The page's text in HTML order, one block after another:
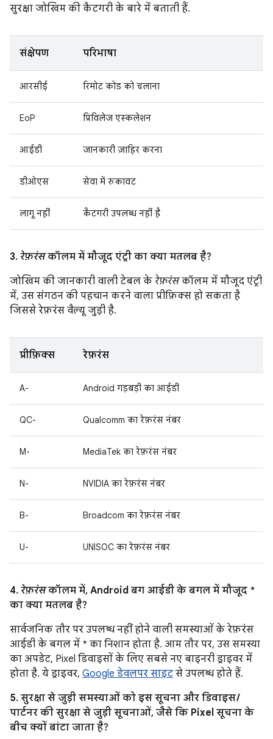
सुरक्षा जोखिम की कैटगरी के बारे में बताती हैं.
संक्षेपण परिभाषा
आरसीई रिमोट कोड को चलाना
EoP प्रिविलेज एस्कलेशन
आईडी जानकारी ज़ाहिर करना
डीओएस सेवा में रुकावट
लागू नहीं कैटगरी उपलब्ध नहीं है
3. रेफ़रंसकॉलम में मौजूद एंट्री का क्या मतलब है?
जोखिम की जानकारी वाली टेबल के रेफ़रंसकॉलम में मौजूद एंट्री
में, उस संगठन की पहचान करने वाला प्रीफ़िक्स हो सकता है
जिससे रेफ़रंस वैल्यू जुड़ी है.
प्रीफ़िक्स रेफ़रंस
A- Android गड़बड़ी का आईडी
QC- Qualcomm का रेफ़रंस नंबर
M- MediaTek का रेफ़रंस नंबर
N- NVIDIA का रेफ़रंस नंबर
B- Broadcom का रेफ़रंस नंबर
U- UNISOC का रेफ़रंस नंबर
4. रेफ़रंसकॉलम में, Android बग आईडी के बगल में मौजूद *
का क्या मतलब है?
सार्वजनिक तौर पर उपलब्ध नहीं होने वाली समस्याओं के रेफ़रंस
आईडी के बगल में * का निशान होता है. आम तौर पर, उस समस्या
का अपडेट, Pixel डिवाइसों के लिए सबसे नए बाइनरी ड्राइवर में
होता है. ये ड्राइवर, Google डेवलपर साइट से उपलब्ध होते हैं.
5. सुरक्षा से जुड़ी समस्याओं को इस सूचना और डिवाइस /
पार्टनर की सुरक्षा से जुड़ी सूचनाओं, जैसे कि Pixel सूचना के
बीच क्यों बांटा जाता है?